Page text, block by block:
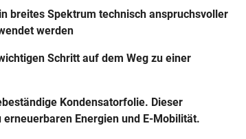
breites Spektrum technisch anspruchsvoller
werden
Schritt auf dem Weg zu einer
Kondensatorfolie. Dieser
Energien und E-Mobilität.